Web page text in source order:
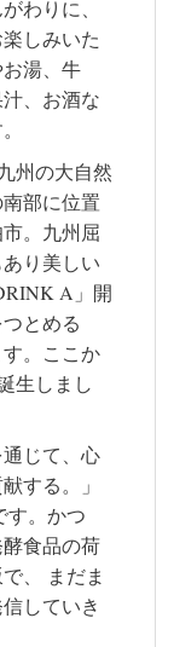
わりに、
しみいた
湯、牛
、お酒な
州の大自然
部に位置
。九州屈
り美しい
A」開
とめる
。ここか
生しまし
通じて、心
する。」
す。かつ
食品の荷
、 まだま
していき